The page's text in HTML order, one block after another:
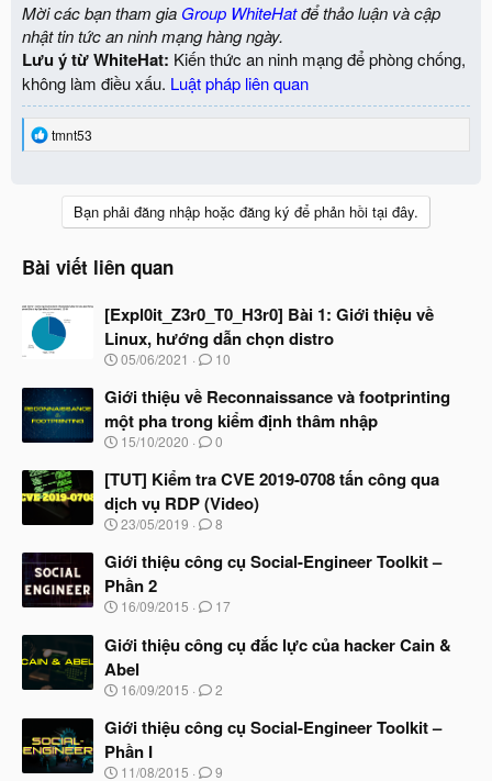
Mời các bạn tham gia Group WhiteHatđể thảo luận và cập
nhật tin tức an ninh mạng hàng ngày.
Lưu ý từ WhiteHat: Kiến thức an ninh mạng để phòng chống,
không làm điều xấu. Luật pháp liên quan
R
tmnt53
Bạn phải đăng nhập hoặc đăng ký để phản hồi tại đây.
Bài viết liên quan
[Expl0it_Z3r0_T0_H3r0] Bài 1: Giới thiệu về
Linux, hướng dẫn chọn distro
N
à
b
ắ
đ
ầ
u
05/06/2021 10
Giới thiệu về Reconnaissance và footprinting
một pha trong kiểm định thâm nhập
N
à
b
ắ
đ
ầ
u
15/10/2020 0
[TUT] Kiểm tra CVE 2019-0708 tấn công qua
dịch vụ RDP (Video)
N
à
b
ắ
đ
ầ
u
23/05/2019 8
Giới thiệu công cụ Social-Engineer Toolkit –
Phần 2
N
à
y
b
ắ
đ
ầ
u
16/09/2015 17
Giới thiệu công cụ đắc lực của hacker Cain &
Abel
N
à
b
ắ
16/09/2015 2
Giới thiệu công cụ Social-Engineer Toolkit –
Phần I
N11/08/2015 9